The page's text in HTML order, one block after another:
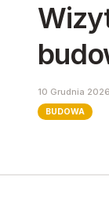
10 Grudnia
BUDOWA